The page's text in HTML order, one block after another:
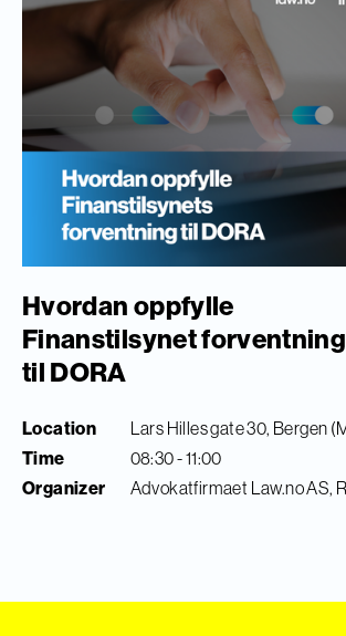
Hvordan oppfylle
Finanstilsynet forventning
til DORA
Location
Time
Organizer
08:30 - 11:00